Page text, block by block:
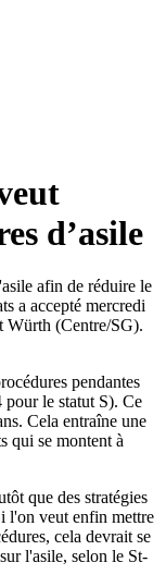
d’asile
afin de réduire le
a accepté mercredi
Würth (Centre/SG).
pendantes
le statut S). Ce
Cela entraîne une
qui se montent à
que des stratégies
l'on veut enfin mettre
cela devrait se
l'asile, selon le St-